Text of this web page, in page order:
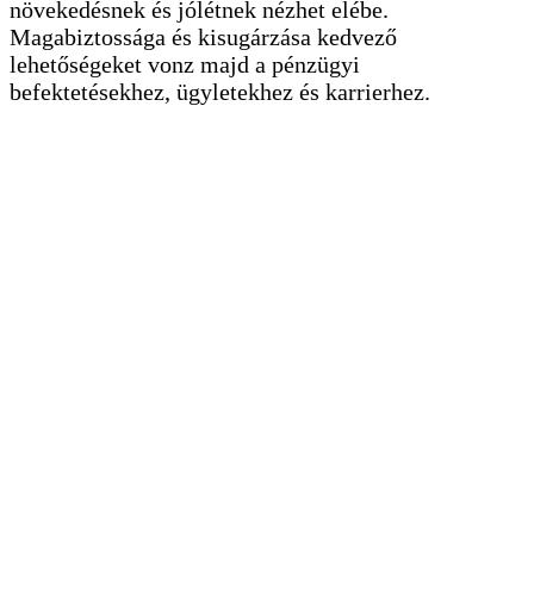
növekedésnek és jólétnek nézhet elébe.
Magabiztossága és kisugárzása kedvező
lehetőségeket vonz majd a pénzügyi
befektetésekhez, ügyletekhez és karrierhez.